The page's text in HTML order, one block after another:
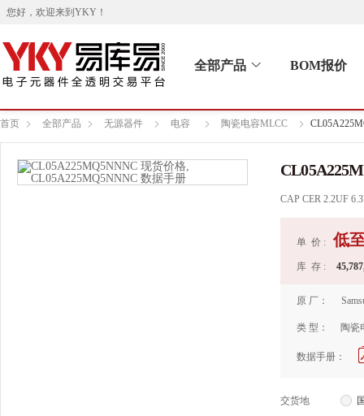
您好，欢迎来到 YKY ！
全部产品 BOM报价
首页 全部产品 无源器件 电容 陶瓷电容MLCC
CAP CER 2.2UF
单 价 : 低
库 存 :
原 厂：
类 型： 陶瓷
数据手册：
交货地